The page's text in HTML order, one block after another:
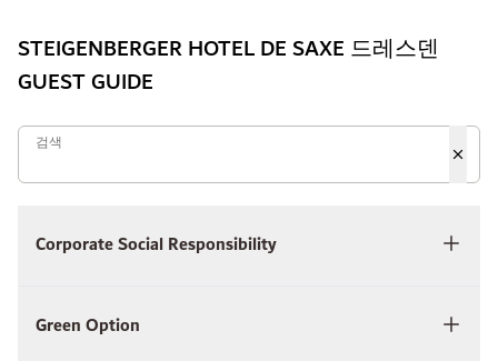
STEIGENBERGER HOTEL DE SAXE 드레스덴
GUEST GUIDE
검색
검색
Corporate Social Responsibility
Green Option